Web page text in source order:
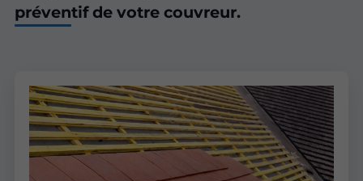
préventif de votre couvreur.